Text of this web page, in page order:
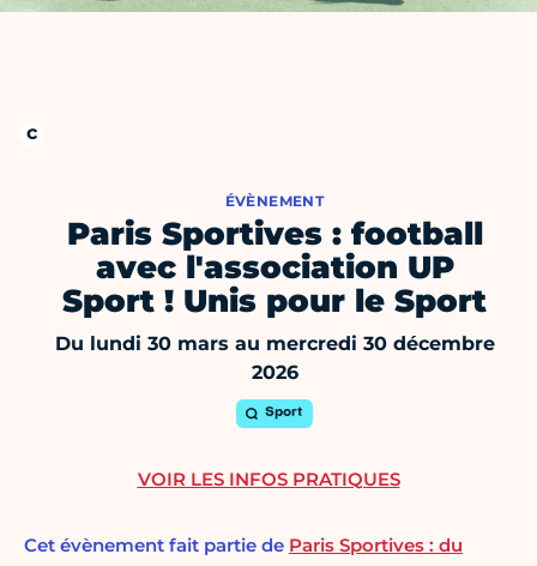
ÉVÈNEMENT
Paris Sportives : football
avec l'association UP
Sport ! Unis pour le Sport
Du lundi 30 mars au mercredi 30 décembre
2026
Sport
Cet évènement fait partie de Paris Sportives : du
VOIR LES INFOS PRATIQUES